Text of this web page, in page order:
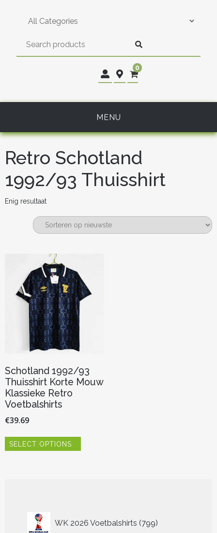
0
MENU
Retro Schotland
1992/93 Thuisshirt
Enig resultaat
Schotland 1992/93
Thuisshirt Korte Mouw
Klassieke Retro
Voetbalshirts
€39.69
SELECT OPTIONS
worden
WK 2026 Voetbalshirts 799
producten